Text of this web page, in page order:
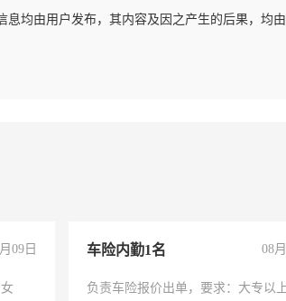
息均由用户发布，其内容及因之产生的后果，均
09日 车险内勤1名 08
负责车险报价出单，要求：大专以